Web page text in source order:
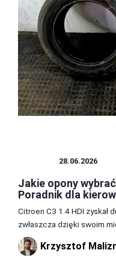
28.06.2026
Jakie opony
Poradnik dla
Citroen C3 1.4 HDI zyskał
zwłaszcza dzięki swoim
Krzysztof